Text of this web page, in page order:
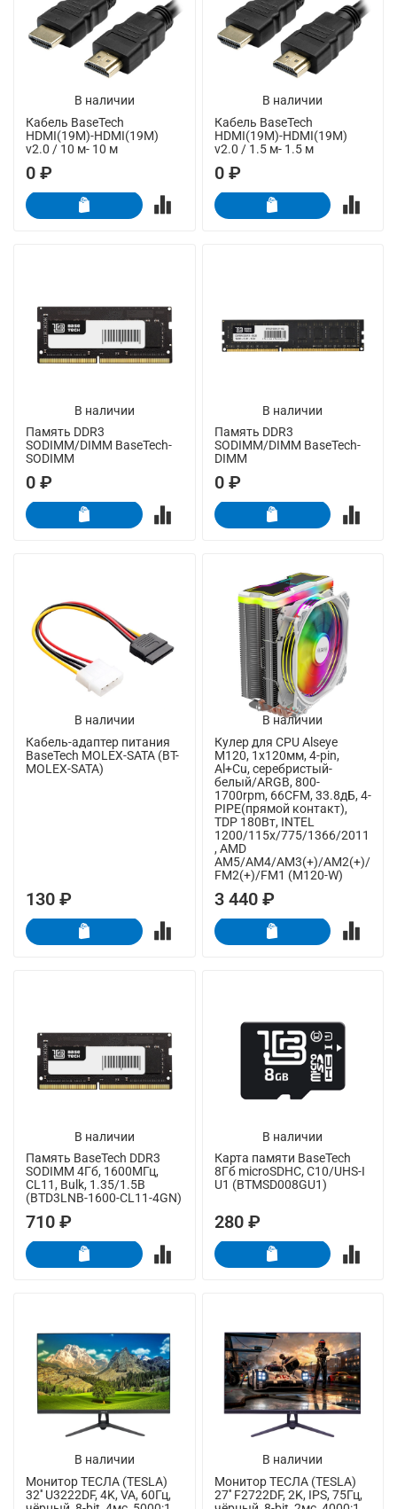
В наличии
Кабель BaseTech
HDMI(19M)-HDMI(19M)
v2.0 / 10 м- 10 м
0 ₽
В наличии
Кабель BaseTech
HDMI(19M)-HDMI(19M)
v2.0 / 1.5 м- 1.5 м
0 ₽
В наличии
Память DDR3
SODIMM/DIMM BaseTech-
SODIMM
0 ₽
В наличии
Память DDR3
SODIMM/DIMM BaseTech-
DIMM
0 ₽
В наличии
Кабель-адаптер питания
BaseTech MOLEX-SATA (BT-
MOLEX-SATA)
130 ₽
В наличии
Кулер для CPU Alseye
M120, 1х120мм, 4-pin,
Al+Cu, серебристый-
белый/ARGB, 800-
1700rpm, 66CFM, 33.8дБ, 4-
PIPE(прямой контакт),
TDP 180Вт, INTEL
1200/115x/775/1366/2011
, AMD
AM5/AM4/AM3(+)/AM2(+)/
FM2(+)/FM1 (M120-W)
3 440 ₽
В наличии
Память BaseTech DDR3
SODIMM 4Гб, 1600МГц,
CL11, Bulk, 1.35/1.5В
(BTD3LNB-1600-CL11-4GN)
710 ₽
В наличии
Карта памяти BaseTech
8Гб microSDHC, C10/UHS-I
U1 (BTMSD008GU1)
280 ₽
В наличии
Монитор ТЕСЛА (TESLA)
32'' U3222DF, 4K, VA, 60Гц,
В наличии
Монитор ТЕСЛА (TESLA)
27'' F2722DF, 2K, IPS, 75Гц,